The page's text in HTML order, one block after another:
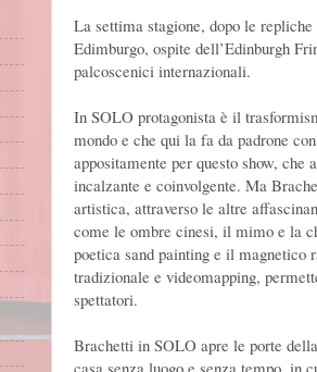
La settima stagione, dopo le
Edimburgo, ospite dell’Edinburgh
palcoscenici internazionali.
In SOLO protagonista è il
mondo e che qui la fa da padrone
appositamente per questo show,
incalzante e coinvolgente. Ma
artistica, attraverso le altre
come le ombre cinesi, il mimo e la
poetica sand painting e il magnetico
tradizionale e videomapping,
spettatori.
Brachetti in SOLO apre le porte